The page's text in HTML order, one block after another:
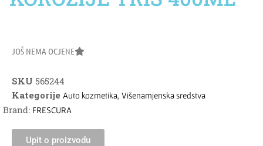
JOŠ NEMA OCJENE
SKU 565244
Kategorije Auto kozmetika, Višenamjenska sredstva
Brand: FRESCURA
Upit o proizvodu